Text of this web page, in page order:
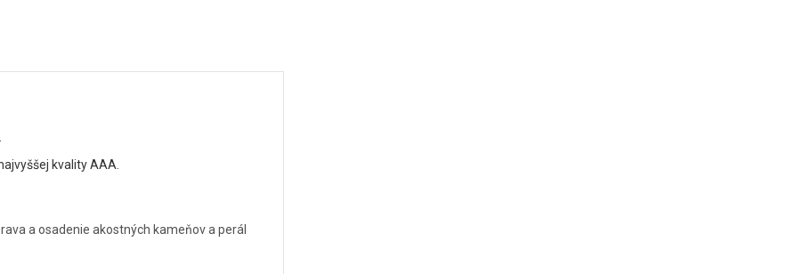
kvality AAA.
a osadenie akostných kameňov a perál